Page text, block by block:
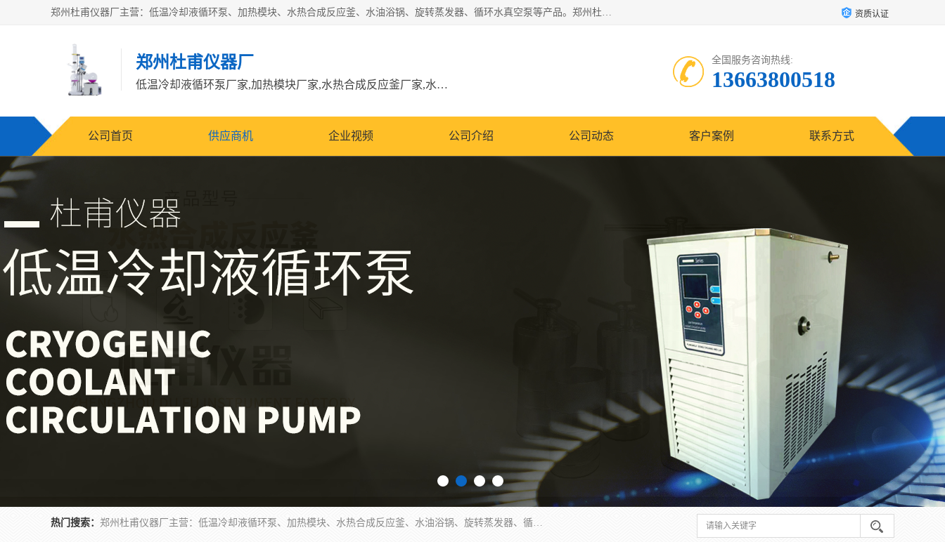
郑州杜甫仪器厂主营：低温冷却液循环泵、加热模块、水热合成反应釜、水油浴锅、旋转蒸发器、循环水真空泵等产品。郑州杜甫仪器厂在众多的教学仪器行业中依靠科技力量扬长避短、迅速发展，成为国家教委*生产教学仪器的厂家，产品具有国内良好水平，主导产品通过ISO9002质量认证。 资质认证
郑州杜甫仪器厂
低温冷却液循环泵厂家,加热模块厂家,水热合成反应釜厂家,水油浴锅厂家,旋转蒸发器厂家
全国服务咨询热线:
13663800518
公司首页 供应商机 企业视频 公司介绍 公司动态 客户案例 联系方式
热门搜索： 郑州杜甫仪器厂主营：低温冷却液循环泵、加热模块、水热合成反应釜、水油浴锅、旋转蒸发器、循环水真空泵等产品。郑州杜甫仪器厂在众多的教学仪器行业中依靠科技力量扬长避短、迅速发展，成为国家教委*生产教学仪器的厂家，产品具有国内良好水平，主导产品通过ISO9002质量认证。